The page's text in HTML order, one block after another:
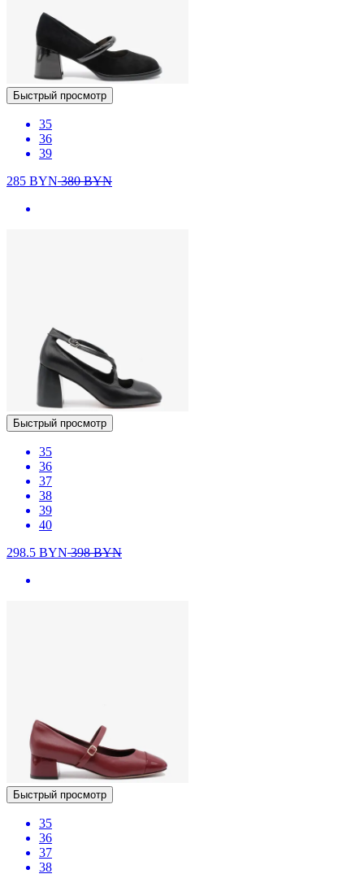
Быстрый просмотр
35
36
39
285 BYN380BYN
Быстрый просмотр
35
36
37
38
39
40
298.5 BYN398BYN
Быстрый просмотр
35
36
37
38